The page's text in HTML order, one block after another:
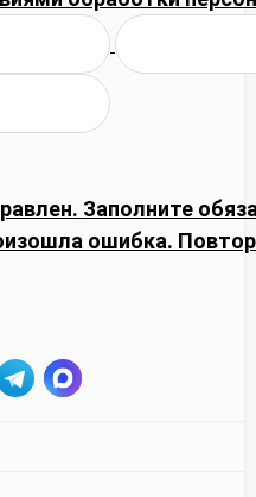
Заполните
ошибка.